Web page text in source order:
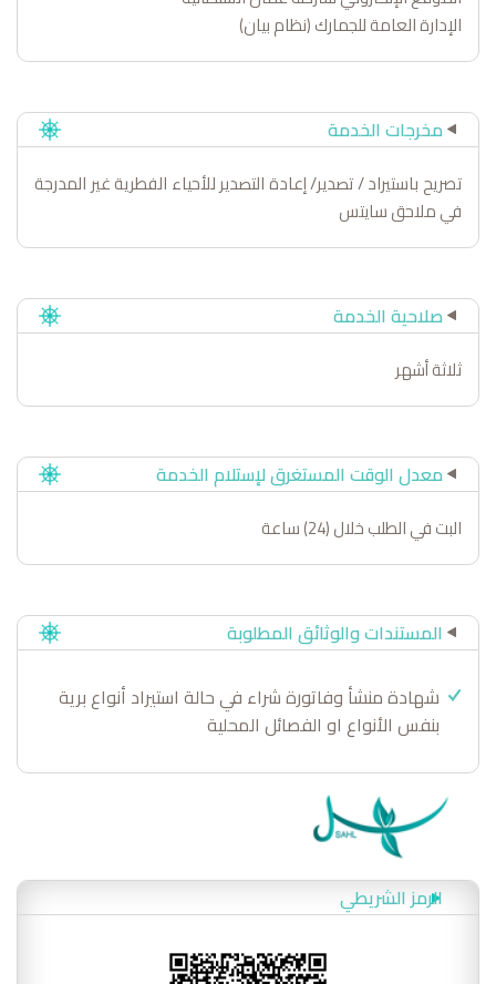
الإدارة العامة للجمارك (نظام بيان)
مخرجات الخدمة
تصريح باستيراد / تصدير/ إعادة التصدير للأحياء الفطرية غير المدرجة
في ملاحق سايتس
صلاحية الخدمة
ثلاثة أشهر
معدل الوقت المستغرق لإستلام الخدمة
البت في الطلب خلال (24) ساعة
المستندات والوثائق المطلوبة
شهادة منشأ وفاتورة شراء في حالة استيراد أنواع برية
بنفس الأنواع او الفصائل المحلية
الرمز الشريطي